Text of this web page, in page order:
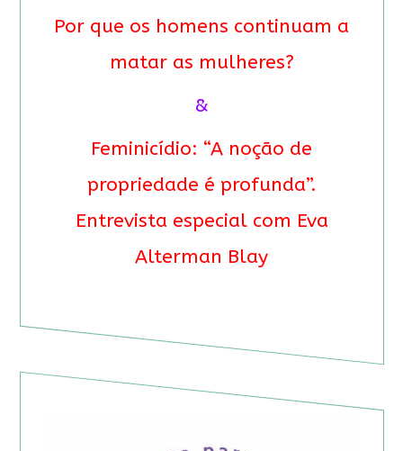
Por que os homens continuam a
matar as mulheres?
&
Feminicídio: “A noção de
propriedade é profunda”.
Entrevista especial com Eva
Alterman Blay